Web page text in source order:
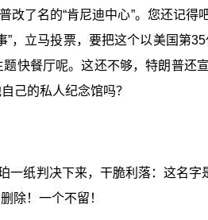
改了名的“肯尼迪中心”。您还记
，立马投票，要把这个以美国第
快餐厅呢。这还不够，特朗普
己的私人纪念馆吗？
一纸判决下来，干脆利落：这名
除！一个不留！